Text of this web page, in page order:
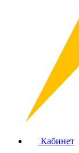
Кабинет